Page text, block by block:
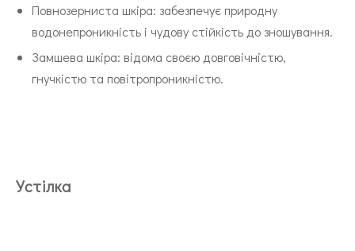
Повнозерниста шкіра: забезпечує природну
водонепроникність і чудову стійкість до зношування.
Замшева шкіра: відома своєю довговічністю,
гнучкістю та повітропроникністю.
Устілка